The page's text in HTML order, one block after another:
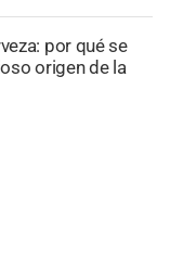
por qué se
origen de la